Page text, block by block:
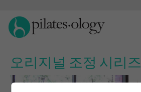
오리지널 조정 시리즈